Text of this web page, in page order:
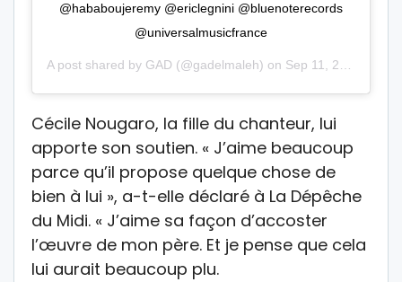
@hababoujeremy @ericlegnini @bluenoterecords
@universalmusicfrance
A post shared by GAD (@gadelmaleh) on Sep 11, 2020 at 10:47am PDT
Cécile Nougaro, la fille du chanteur, lui
apporte son soutien. « J’aime beaucoup
parce qu’il propose quelque chose de
bien à lui », a-t-elle déclaré à La Dépêche
du Midi. « J’aime sa façon d’accoster
l’œuvre de mon père. Et je pense que cela
lui aurait beaucoup plu.